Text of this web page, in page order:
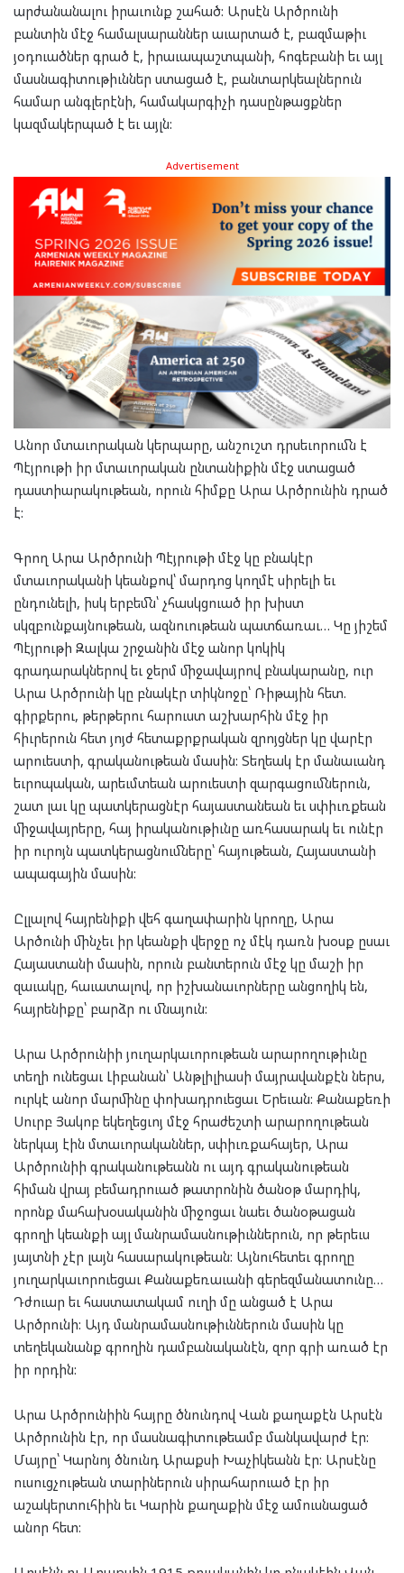
արժանանալու իրաւունք շահած: Արսէն Արծրունի
բանտին մէջ համալսարաններ աւարտած է, բազմաթիւ
յօդուածներ գրած է, իրաւապաշտպանի, հոգեբանի եւ այլ
մասնագիտութիւններ ստացած է, բանտարկեալներուն
համար անգլերէնի, համակարգիչի դասընթացքներ
կազմակերպած է եւ այլն:
Advertisement
Անոր մտաւորական կերպարը, անշուշտ դրսեւորումն է
Պէյրութի իր մտաւորական ընտանիքին մէջ ստացած
դաստիարակութեան, որուն հիմքը Արա Արծրունին դրած
է:
Գրող Արա Արծրունի Պէյրութի մէջ կը բնակէր
մտաւորականի կեանքով՝ մարդոց կողմէ սիրելի եւ
ընդունելի, իսկ երբեմն՝ չհասկցուած իր խիստ
սկզբունքայնութեան, ազնուութեան պատճառաւ… Կը յիշեմ
Պէյրութի Զալկա շրջանին մէջ անոր կոկիկ
գրադարակներով եւ ջերմ միջավայրով բնակարանը, ուր
Արա Արծրունի կը բնակէր տիկնոջը՝ Ռիթային հետ.
գիրքերու, թերթերու հարուստ աշխարհին մէջ իր
հիւրերուն հետ յոյժ հետաքրքրական զրոյցներ կը վարէր
արուեստի, գրականութեան մասին: Տեղեակ էր մանաւանդ
եւրոպական, արեւմտեան արուեստի զարգացումներուն,
շատ լաւ կը պատկերացնէր հայաստանեան եւ սփիւռքեան
միջավայրերը, հայ իրականութիւնը առհասարակ եւ ունէր
իր ուրոյն պատկերացնումները՝ հայութեան, Հայաստանի
ապագային մասին:
Ըլլալով հայրենիքի վեհ գաղափարին կրողը, Արա
Արծունի մինչեւ իր կեանքի վերջը ոչ մէկ դառն խօսք ըսաւ
Հայաստանի մասին, որուն բանտերուն մէջ կը մաշի իր
զաւակը, հաւատալով, որ իշխանաւորները անցողիկ են,
հայրենիքը՝ բարձր ու մնայուն:
Արա Արծրունիի յուղարկաւորութեան արարողութիւնը
տեղի ունեցաւ Լիբանան՝ Անթլիլիասի մայրավանքէն ներս,
ուրկէ անոր մարմինը փոխադրուեցաւ Երեւան: Քանաքեռի
Սուրբ Յակոբ եկեղեցւոյ մէջ հրաժեշտի արարողութեան
ներկայ էին մտաւորականներ, սփիւռքահայեր, Արա
Արծրունիի գրականութեանն ու այդ գրականութեան
հիման վրայ բեմադրուած թատրոնին ծանօթ մարդիկ,
որոնք մահախօսականին միջոցաւ նաեւ ծանօթացան
գրողի կեանքի այլ մանրամասնութիւններուն, որ թերեւս
յայտնի չէր լայն հասարակութեան: Այնուհետեւ գրողը
յուղարկաւորուեցաւ Քանաքեռաւանի գերեզմանատունը…
Դժուար եւ հաստատակամ ուղի մը անցած է Արա
Արծրունի: Այդ մանրամասնութիւններուն մասին կը
տեղեկանանք գրողին դամբանականէն, զոր գրի առած էր
իր որդին:
Արա Արծրունիին հայրը ծնունդով Վան քաղաքէն Արսէն
Արծրունին էր, որ մասնագիտութեամբ մանկավարժ էր:
Մայրը՝ Կարնոյ ծնունդ Արաքսի Խաչիկեանն էր: Արսէնը
ուսուցչութեան տարիներուն սիրահարուած էր իր
աշակերտուհիին եւ Կարին քաղաքին մէջ ամուսնացած
անոր հետ: